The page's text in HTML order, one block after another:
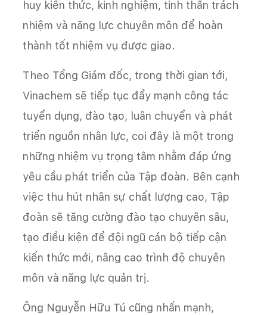
huy kiến thức, kinh nghiệm, tinh thần trách
nhiệm và năng lực chuyên môn để hoàn
thành tốt nhiệm vụ được giao.
Theo Tổng Giám đốc, trong thời gian tới,
Vinachem sẽ tiếp tục đẩy mạnh công tác
tuyển dụng, đào tạo, luân chuyển và phát
triển nguồn nhân lực, coi đây là một trong
những nhiệm vụ trọng tâm nhằm đáp ứng
yêu cầu phát triển của Tập đoàn. Bên cạnh
việc thu hút nhân sự chất lượng cao, Tập
đoàn sẽ tăng cường đào tạo chuyên sâu,
tạo điều kiện để đội ngũ cán bộ tiếp cận
kiến thức mới, nâng cao trình độ chuyên
môn và năng lực quản trị.
Ông Nguyễn Hữu Tú cũng nhấn mạnh,